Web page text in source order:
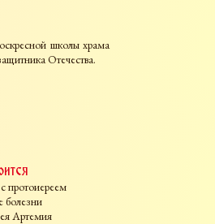
школы храма
Отечества.
протоиереем
болезни
Артемия